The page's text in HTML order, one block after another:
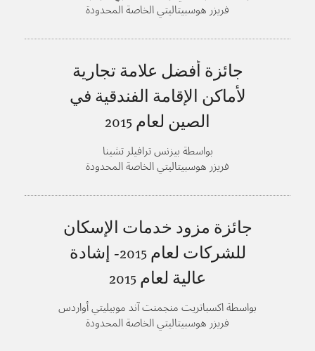
فريزر هوسبيتاليتي الخاصة المحدودة
جائزة أفضل علامة تجارية
لأماكن الإقامة الفندقية في
الصين لعام2015
بواسطة بيزنس ترافيلر تشينا
فريزر هوسبيتاليتي الخاصة المحدودة
جائزة مزود خدمات الإسكان
للشركات لعام 2015- إشادة
عالية لعام2015
بواسطة اكسباتريت منجمنت آند موبيليتي أواردس
فريزر هوسبيتاليتي الخاصة المحدودة